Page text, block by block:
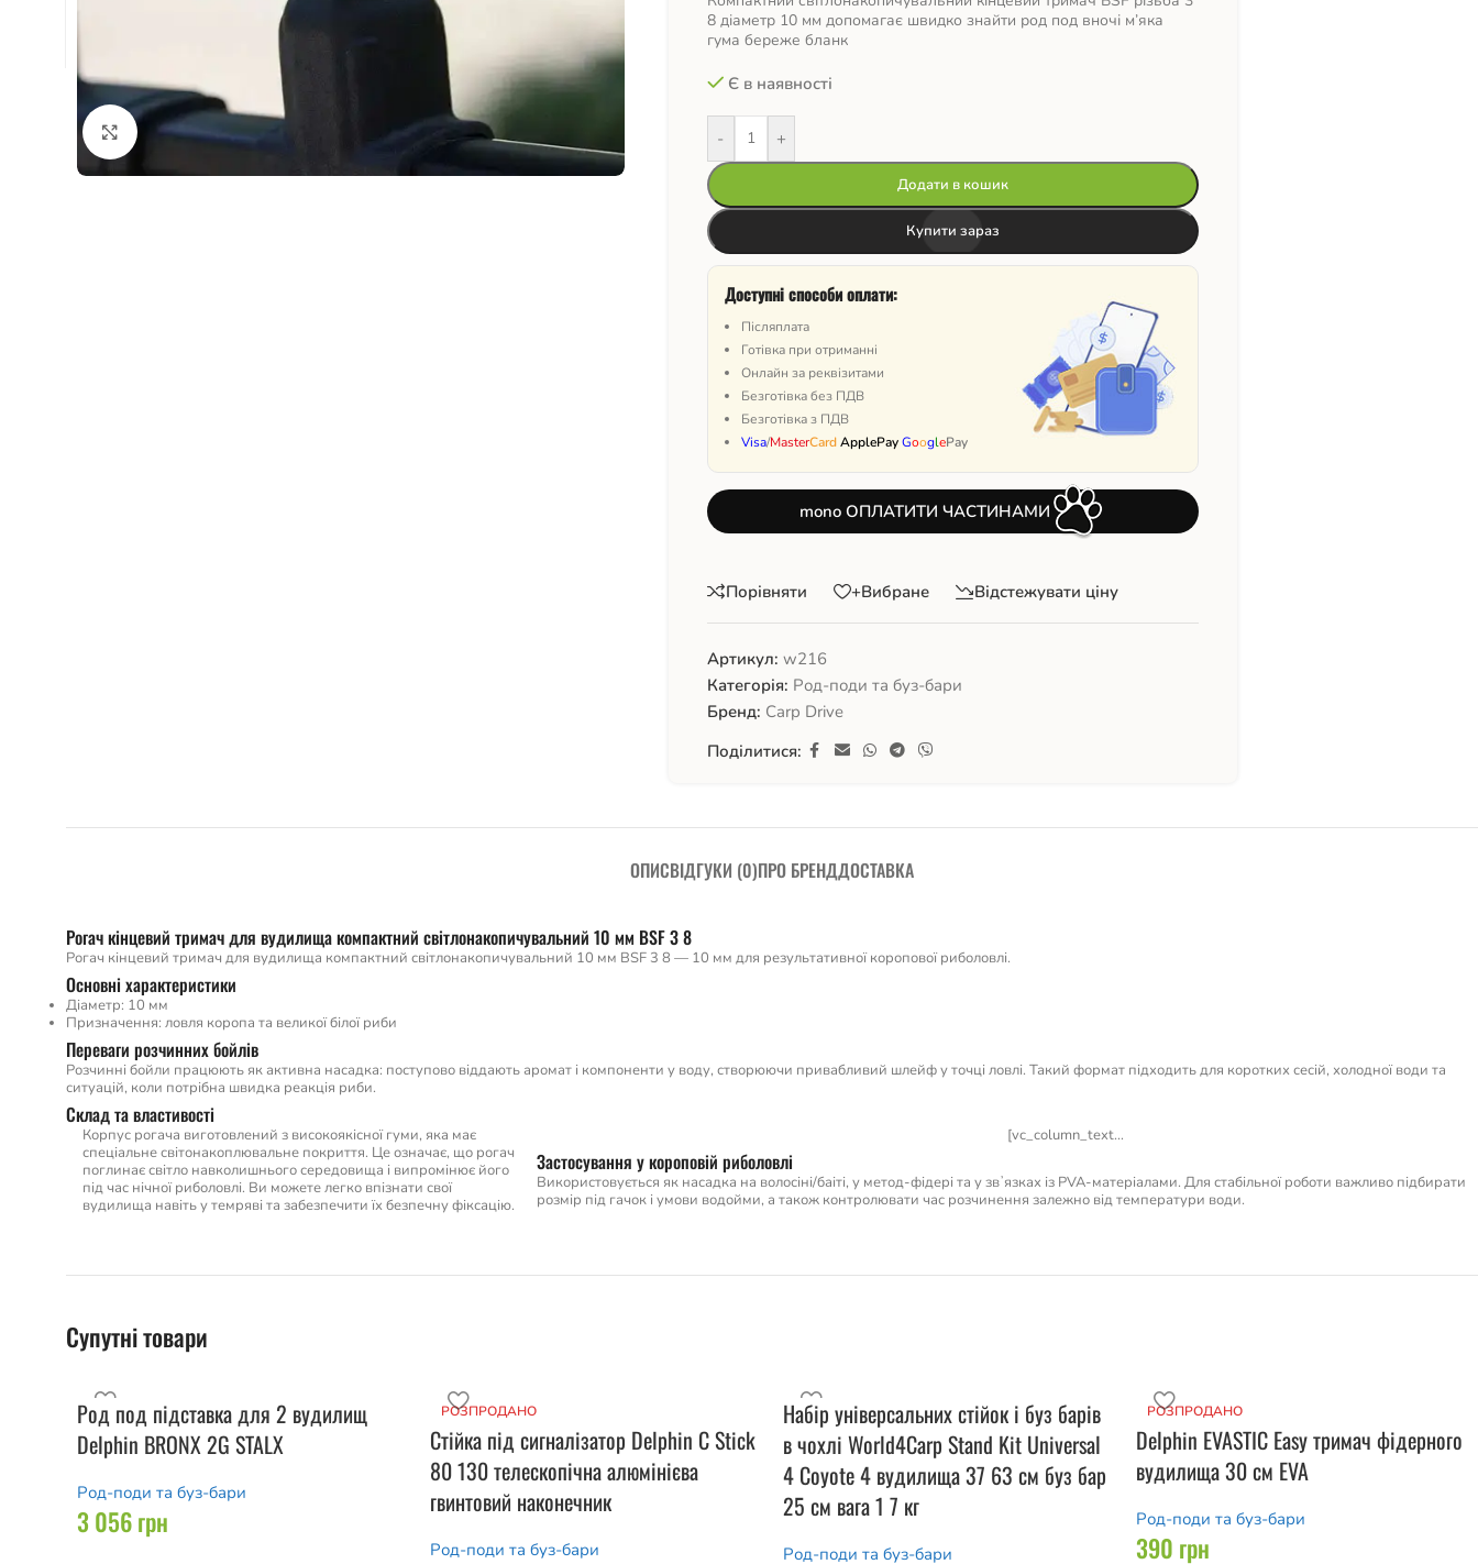
Натисніть, щоб збільшити
8 діаметр 10 мм допомагає швидко знайти род под вночі м’яка
гума береже бланк
Є в наявності
- +
Додати в кошик
Купити зараз
Доступні способи оплати:
Післяплата
Готівка при отриманні
Онлайн за реквізитами
Безготівка без ПДВ
Безготівка з ПДВ
Visa/MasterCard ApplePay GooglePay
mono ОПЛАТИТИ ЧАСТИНАМИ
Порівняти +Вибране Відстежувати ціну
Артикул: w216
Категорія: Род-поди та буз-бари
Бренд: Carp Drive
Поділитися:
ОПИСВІДГУКИ (0)ПРО БРЕНДДОСТАВКА
Рогач кінцевий тримач для вудилища компактний світлонакопичувальний 10 мм BSF 3 8
Рогач кінцевий тримач для вудилища компактний світлонакопичувальний 10 мм BSF 3 8 — 10 мм для результативної коропової риболовлі.
Основні характеристики
Діаметр: 10 мм
Призначення: ловля коропа та великої білої риби
Переваги розчинних бойлів
Розчинні бойли працюють як активна насадка: поступово віддають аромат і компоненти у воду, створюючи привабливий шлейф у точці ловлі. Такий формат підходить для коротких сесій, холодної води та
ситуацій, коли потрібна швидка реакція риби.
Склад та властивості
Корпус рогача виготовлений з високоякісної гуми, яка має
спеціальне світонакоплювальне покриття. Це означає, що рогач
поглинає світло навколишнього середовища і випромінює його
під час нічної риболовлі. Ви можете легко впізнати свої
вудилища навіть у темряві та забезпечити їх безпечну фіксацію.
[vc_column_text…
Застосування у короповій риболовлі
Використовується як насадка на волосіні/баіті, у метод-фідері та у звʼязках із PVA-матеріалами. Для стабільної роботи важливо підбирати
розмір під гачок і умови водойми, а також контролювати час розчинення залежно від температури води.
Супутні товари
Род под підставка для 2 вудилищ
Delphin BRONX 2G STALX
Род-поди та буз-бари
3 056грн
РОЗПРОДАНО
Стійка під сигналізатор Delphin C Stick
80 130 телескопічна алюмінієва
гвинтовий наконечник
Род-поди та буз-бари
Набір універсальних стійок і буз барів
в чохлі World4Carp Stand Kit Universal
4 Coyote 4 вудилища 37 63 см буз бар
25 см вага 1 7 кг
Род-поди та буз-бари
РОЗПРОДАНО
Delphin EVASTIC Easy тримач фідерного
вудилища 30 см EVA
Род-поди та буз-бари
390 грн